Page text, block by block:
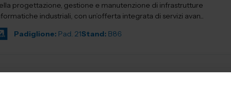
progettazione, gestione e manutenzione di infrastrutture
industriali, con un’offerta integrata di servizi avan...
Padiglione: Pad. 21Stand: B86